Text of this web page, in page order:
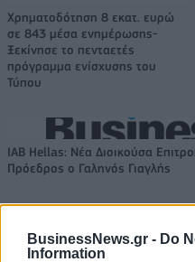
BusinessNews.gr - Do
Information
Χρηματοδότηση 8 εκατ. ευρώ
σε 843 μέσα ενημέρωσης-
Ξεκίνησε το πενταετές
πρόγραμμα ενίσχυσης του
Τύπου
IAB Hellas: Νέα Διοικούσα
Πρόεδρος ο Γαληνός Γιαγλής
Νέο Audi A2 e-tron με στόχο
την κορυφή της